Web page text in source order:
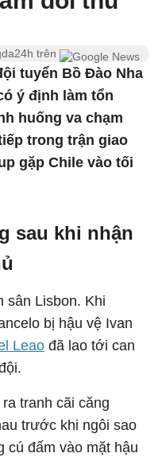
trên
tuyển Bồ Đào Nha
ý định làm tổn
huống va chạm
trong trận giao
gặp Chile vào tối
sau khi nhận
sân Lisbon. Khi
bị hậu vệ Ivan
Leao đã lao tới can
tranh cãi căng
trước khi ngôi sao
cú đấm vào mặt hậu